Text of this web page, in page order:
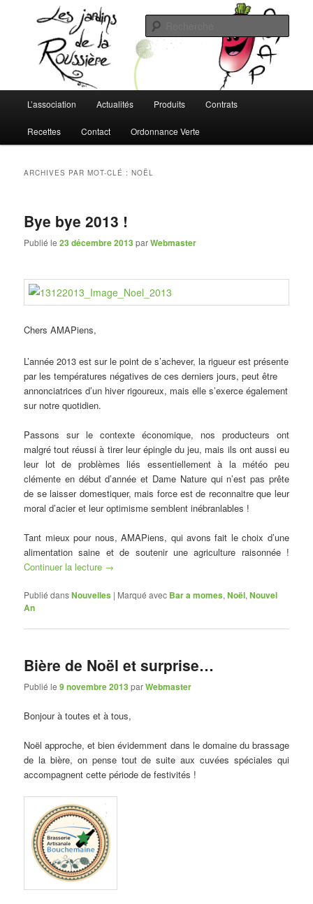
secondaireLes Jardins de la Roussière
L'AMAP de Montreuil-Juigné !
principal
L’association Actualités Produits Contrats
Recettes Contact Ordonnance Verte
ARCHIVES PAR MOT-CLÉ :NOËL
Bye bye 2013 !
Publié le23 décembre 2013parWebmaster
Chers AMAPiens,
L’année 2013 est sur le point de s’achever, la rigueur est présente
par les températures négatives de ces derniers jours, peut être
annonciatrices d’un hiver rigoureux, mais elle s’exerce également
sur notre quotidien.
Passons sur le contexte économique, nos producteurs ont
malgré tout réussi à tirer leur épingle du jeu, mais ils ont aussi eu
leur lot de problèmes liés essentiellement à la météo peu
clémente en début d’année et Dame Nature qui n’est pas prête
de se laisser domestiquer, mais force est de reconnaitre que leur
moral d’acier et leur optimisme semblent inébranlables !
Tant mieux pour nous, AMAPiens, qui avons fait le choix d’une
alimentation saine et de soutenir une agriculture raisonnée !
Continuer la lecture →
Publié dansNouvelles | Marqué avec Bar a momes,Noël,Nouvel
An
Bière de Noël et surprise…
Publié le9 novembre 2013parWebmaster
Bonjour à toutes et à tous,
Noël approche, et bien évidemment dans le domaine du brassage
de la bière, on pense tout de suite aux cuvées spéciales qui
accompagnent cette période de festivités !